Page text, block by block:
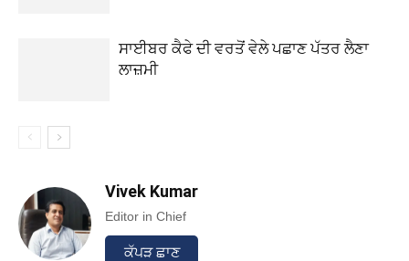
ਸਾਈਬਰ ਕੈਫੇ ਦੀ ਵਰਤੋਂ ਵੇਲੇ ਪਛਾਣ ਪੱਤਰ ਲੈਣਾ
ਲਾਜ਼ਮੀ
Vivek Kumar
Editor in Chief
ਕੱਪੜ ਛਾਣ